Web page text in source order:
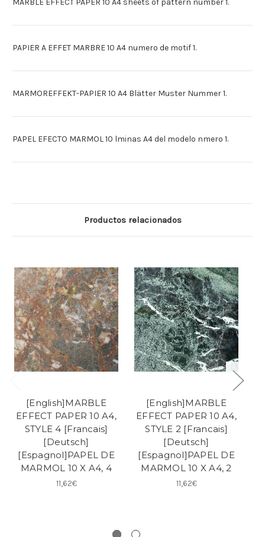
MARBLE EFFECT PAPER 10 A4 sheets of pattern number 1.
PAPIER A EFFET MARBRE 10 A4 numero de motif 1.
MARMOREFFEKT-PAPIER 10 A4 Blätter Muster Nummer 1.
PAPEL EFECTO MARMOL 10 lminas A4 del modelo nmero 1.
Productos relacionados
[English]MARBLE
EFFECT PAPER 10 A4,
STYLE 4 [Francais]
[Deutsch]
[Espagnol]PAPEL DE
MARMOL 10 X A4, 4
11,62€
[English]MARBLE
EFFECT PAPER 10 A4,
STYLE 2 [Francais]
[Deutsch]
[Espagnol]PAPEL DE
MARMOL 10 X A4, 2
11,62€